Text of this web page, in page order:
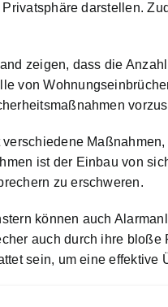
darstellen.
zeigen, dass die
von
ist der Einbau von
zu erschweren.
können auch
auch durch ihre
sein, um eine effektive